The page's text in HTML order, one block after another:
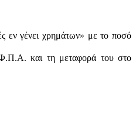
εν γένει χρημάτων» με το ποσό
και τη μεταφορά του στο